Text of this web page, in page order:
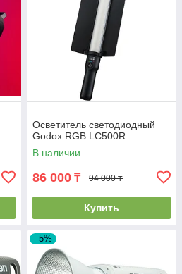
Осветитель светодиодный
Godox RGB LC500R
В наличии
86 000 ₸ 94 000 ₸
Купить
–5%